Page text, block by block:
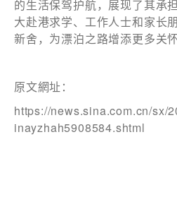
的生活保驾护航，展现了其承
大赴港求学、工作人士和家长
新舍，为漂泊之路增添更多关
原文網址：
https://news.sina.com.cn/sx/
inayzhah5908584.shtml